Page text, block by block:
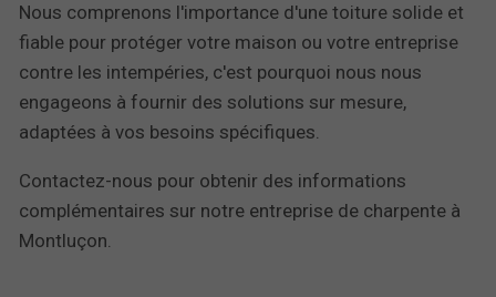
Nous comprenons l'importance d'une toiture solide et
fiable pour protéger votre maison ou votre entreprise
contre les intempéries, c'est pourquoi nous nous
engageons à fournir des solutions sur mesure,
adaptées à vos besoins spécifiques.
Contactez-nous pour obtenir des informations
complémentaires sur notre entreprise de charpente à
Montluçon.